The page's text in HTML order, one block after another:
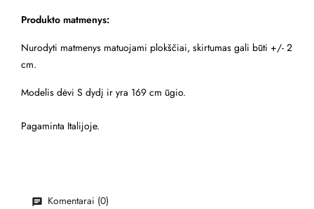
Produkto matmenys:
Nurodyti matmenys matuojami plokščiai, skirtumas gali būti +/- 2
cm.
Modelis dėvi S dydį ir yra 169 cm ūgio.
Pagaminta Italijoje.
Komentarai (0)